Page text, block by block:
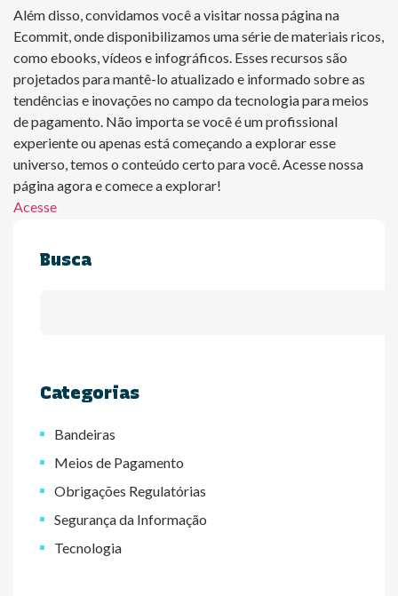
Além disso, convidamos você a visitar nossa página na
Ecommit, onde disponibilizamos uma série de materiais ricos,
como ebooks, vídeos e infográficos. Esses recursos são
projetados para mantê-lo atualizado e informado sobre as
tendências e inovações no campo da tecnologia para meios
de pagamento. Não importa se você é um profissional
experiente ou apenas está começando a explorar esse
universo, temos o conteúdo certo para você. Acesse nossa
página agora e comece a explorar!
Acesse
Busca
Categorias
Bandeiras
Meios de Pagamento
Obrigações Regulatórias
Segurança da Informação
Tecnologia